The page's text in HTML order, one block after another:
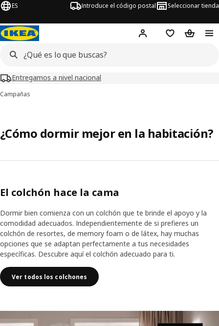
ES Introduce el código postal Seleccionar tienda
Hej! Inicia sesión o
Lista de la
Carrito
Entregamos a nivel nacional
Campañas
¿Cómo dormir mejor en la habitación?
El colchón hace la cama
Dormir bien comienza con un colchón que te brinde el apoyo y la
comodidad adecuados. Independientemente de si prefieres un
colchón de resortes, de memory foam o de látex, hay muchas
opciones que se adaptan perfectamente a tus necesidades
específicas. Descubre aquí el colchón adecuado para ti.
Ver todos los colchones